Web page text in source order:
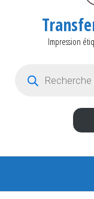
Impression